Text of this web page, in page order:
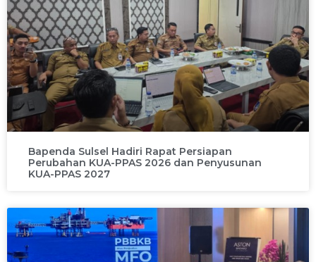
Bapenda Sulsel Hadiri Rapat Persiapan
Perubahan KUA-PPAS 2026 dan Penyusunan
KUA-PPAS 2027